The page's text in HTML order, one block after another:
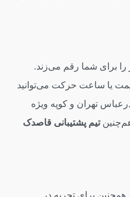
را برای شما رقم می‌زند.
یا ساعت حرکت می‌توانید
تهران و کوپه ویژه
تیم پشتیبانی قاصدک
برای تجربه در